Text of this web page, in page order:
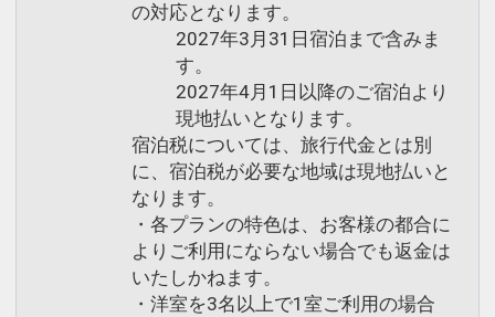
の対応となります。
2027年3月31日宿泊まで含みま
す。
2027年4月1日以降のご宿泊より
現地払いとなります。
宿泊税については、旅行代金とは別
に、宿泊税が必要な地域は現地払いと
なります。
・各プランの特色は、お客様の都合に
よりご利用にならない場合でも返金は
いたしかねます。
・洋室を3名以上で1室ご利用の場合